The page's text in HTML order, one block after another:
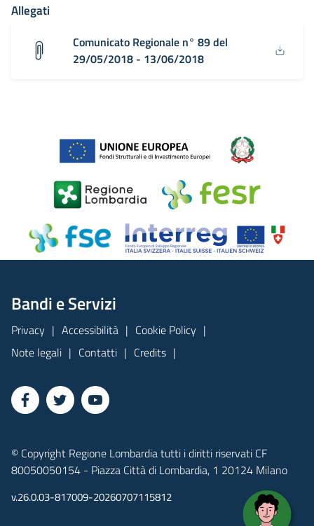
Allegati
Comunicato Regionale n° 89 del
29/05/2018 - 13/06/2018
Bandi e Servizi
Privacy Accessibilità
Cookie Policy
Note legali
Contatti Credits
© Copyright Regione Lombardia tutti i diritti riservati CF
80050050154 - Piazza Città di Lombardia, 1 20124 Milano
v.26.0.03-817009-20260707115812